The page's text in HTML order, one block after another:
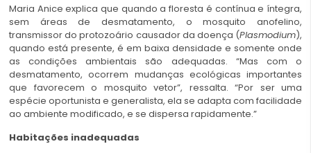
Maria Anice explica que quando a floresta é contínua e íntegra,
sem áreas de desmatamento, o mosquito anofelino,
transmissor do protozoário causador da doença (Plasmodium),
quando está presente, é em baixa densidade e somente onde
as condições ambientais são adequadas. “Mas com o
desmatamento, ocorrem mudanças ecológicas importantes
que favorecem o mosquito vetor”, ressalta. “Por ser uma
espécie oportunista e generalista, ela se adapta com facilidade
ao ambiente modificado, e se dispersa rapidamente.”
Habitações inadequadas